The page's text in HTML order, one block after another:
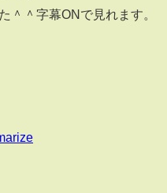
＾＾字幕ONで見れます。